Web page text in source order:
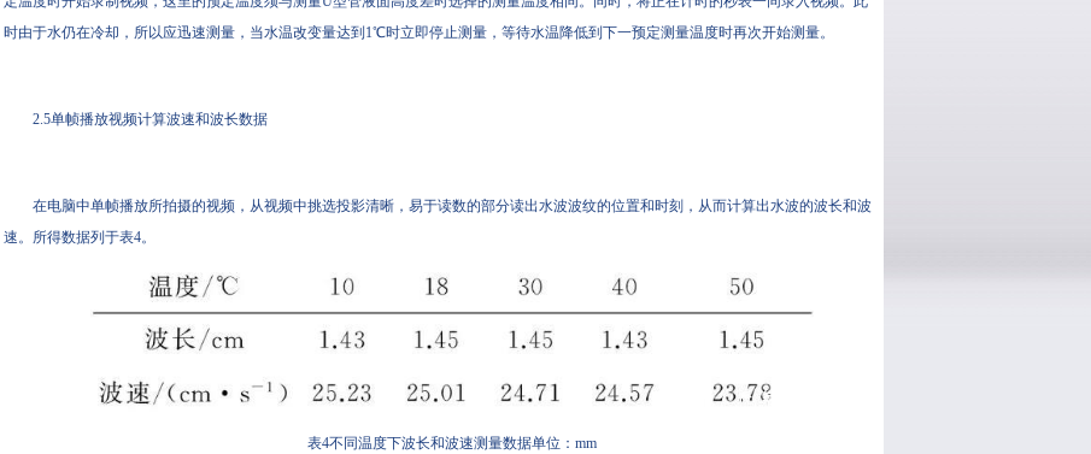
时由于水仍在冷却，所以应迅速测量，当水温改变量达到1℃时立即停止测量，等待水温降低到下一预定测量温度时再次开始测量。
2.5单帧播放视频计算波速和波长数据
在电脑中单帧播放所拍摄的视频，从视频中挑选投影清晰，易于读数的部分读出水波波纹的位置和时刻，从而计算出水波的波长和波
速。所得数据列于表4。
表4不同温度下波长和波速测量数据单位：mm